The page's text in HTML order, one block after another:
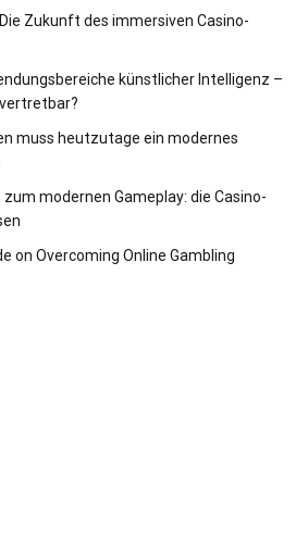
Zukunft des immersiven Casino-
künstlicher Intelligenz –
muss heutzutage ein modernes
modernen Gameplay: die Casino-
on Overcoming Online Gambling